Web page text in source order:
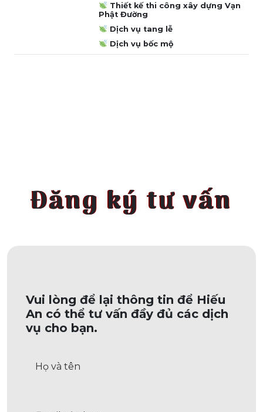
Thiết kế thi công xây dựng Vạn
Phật Đường
Dịch vụ tang lễ
Dịch vụ bốc mộ
Đăng ký tư vấn
Vui lòng để lại thông tin để Hiếu
An có thể tư vấn đầy đủ các dịch
vụ cho bạn.